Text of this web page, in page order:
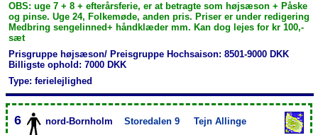
OBS: uge 7 + 8 + efterårsferie, er at betragte som højsæson + Påske
og pinse. Uge 24, Folkemøde, anden pris. Priser er under redigering
Medbring sengelinned+ håndklæder mm. Kan dog lejes for kr 100,-
sæt
Prisgruppe højsæson/ Preisgruppe Hochsaison: 8501-9000 DKK
Billigste ophold: 7000 DKK
Type: ferielejlighed
6 nord-Bornholm Storedalen 9 Tejn Allinge